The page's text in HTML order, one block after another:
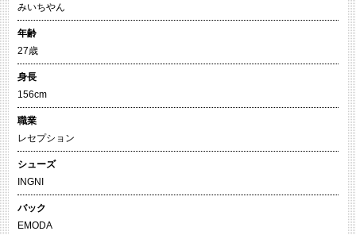
みいちやん
年齢
27歳
身長
156cm
職業
レセプション
シューズ
INGNI
バック
EMODA